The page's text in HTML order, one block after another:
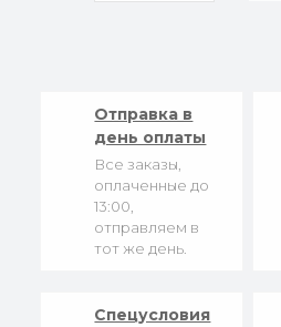
Отправка в
день оплаты
Все заказы,
оплаченные до
13:00,
отправляем в
тот же день.
Спецусловия